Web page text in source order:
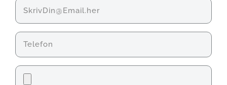
E-
mail
Telefon
Fil